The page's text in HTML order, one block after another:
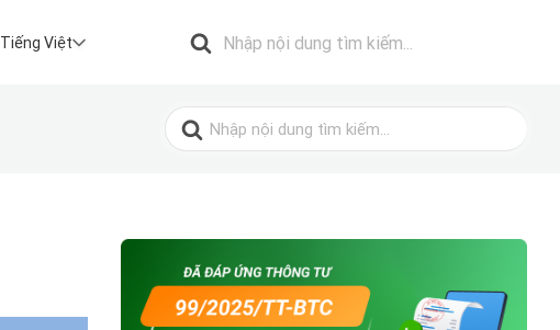
Tiếng Việt
for:
Search
for: